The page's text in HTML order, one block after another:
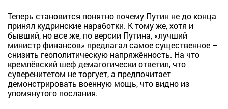
Теперь становится понятно почему Путин не до конца
принял кудринские наработки. К тому же, хотя и
бывший, но все же, по версии Путина, «лучший
министр финансов» предлагал самое существенное –
снизить геополитическую напряжённость. На что
кремлёвский шеф демагогически ответил, что
суверенитетом не торгует, а предпочитает
демонстрировать военную мощь, что видно из
упомянутого послания.